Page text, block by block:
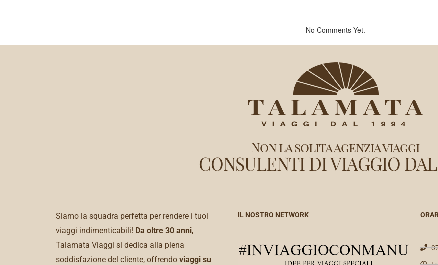
No Comments Yet.
Non la solita agenzia viaggi
CONSULENTI DI VIAGGIO DAL
Siamo la squadra perfetta per rendere i tuoi
viaggi indimenticabili! Da oltre 30 anni,
Talamata Viaggi si dedica alla piena
soddisfazione del cliente, offrendo viaggi su
IL NOSTRO NETWORK